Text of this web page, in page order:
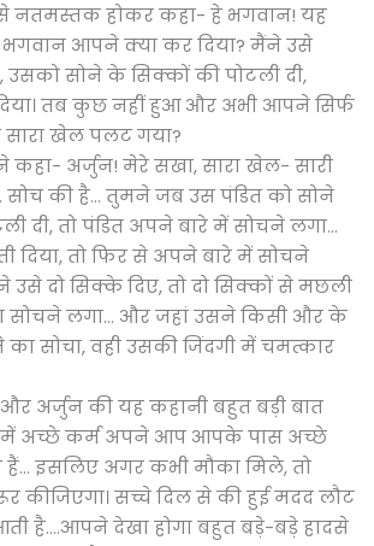
नतमस्तक होकर कहा- हे भगवान! यह
भगवान आपने क्या कर दिया? मैंने उसे
उसको सोने के सिक्कों की पोटली दी,
तब कुछ नहीं हुआ और अभी आपने सिर्फ
सारा खेल पलट गया?
कहा- अर्जुन! मेरे सखा, सारा खेल- सारी
सोच की है... तुमने जब उस पंडित को सोने
दी, तो पंडित अपने बारे में सोचने लगा...
दिया, तो फिर से अपने बारे में सोचने
दो सिक्के दिए, तो दो सिक्कों से मछली
सोचने लगा... और जहां उसने किसी और के
सोचा, वही उसकी जिंदगी में चमत्कार
और अर्जुन की यह कहानी बहुत बड़ी बात
में अच्छे कर्म अपने आप आपके पास अच्छे
इसलिए अगर कभी मौका मिले, तो
कीजिएगा। सच्चे दिल से की हुई मदद लौट
है....आपने देखा होगा बहुत बड़े-बड़े हादसे